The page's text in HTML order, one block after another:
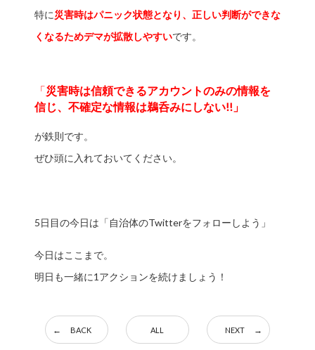
特に災害時はパニック状態となり、正しい判断ができな
くなるためデマが拡散しやすいです。
「災害時は信頼できるアカウントのみの情報を
信じ、不確定な情報は鵜呑みにしない!!」
が鉄則です。
ぜひ頭に入れておいてください。
5日目の今日は「自治体のTwitterをフォローしよう」
今日はここまで。
明日も一緒に1アクションを続けましょう！
BACK ALL NEXT